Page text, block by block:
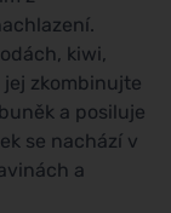
kiwi,
zkombinujte
a posiluje
se nachází v
a